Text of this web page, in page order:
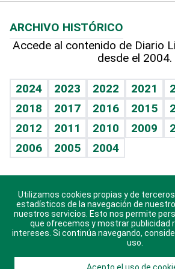
Hablando con el pediatra
Vida y familia
Eñe
Celebrando la vida
Sin complejos
En pocas palabras
Escuchando al corazón
Economía Personal
Línea de hit
TBT Deportivo
Más firmas
Hecho en casa
Guía del dinero
Cumpleaños
Horóscopos
Crucigramas
ARCHIVO HISTÓRICO
Accede al contenido de Diario
desde el 2004.
2024 2023 2022 2021
2018
2017 2016 2015
2012
2011 2010 2009
2006
2005 2004
Descarga nuestras aplicaciones
sistema Huawei.
Utilizamos cookies propias y de
estadísticos de la navegación de
nuestros servicios. Esto nos permite
que ofrecemos y mostrar publicidad
intereses. Si continúa navegando,
uso.